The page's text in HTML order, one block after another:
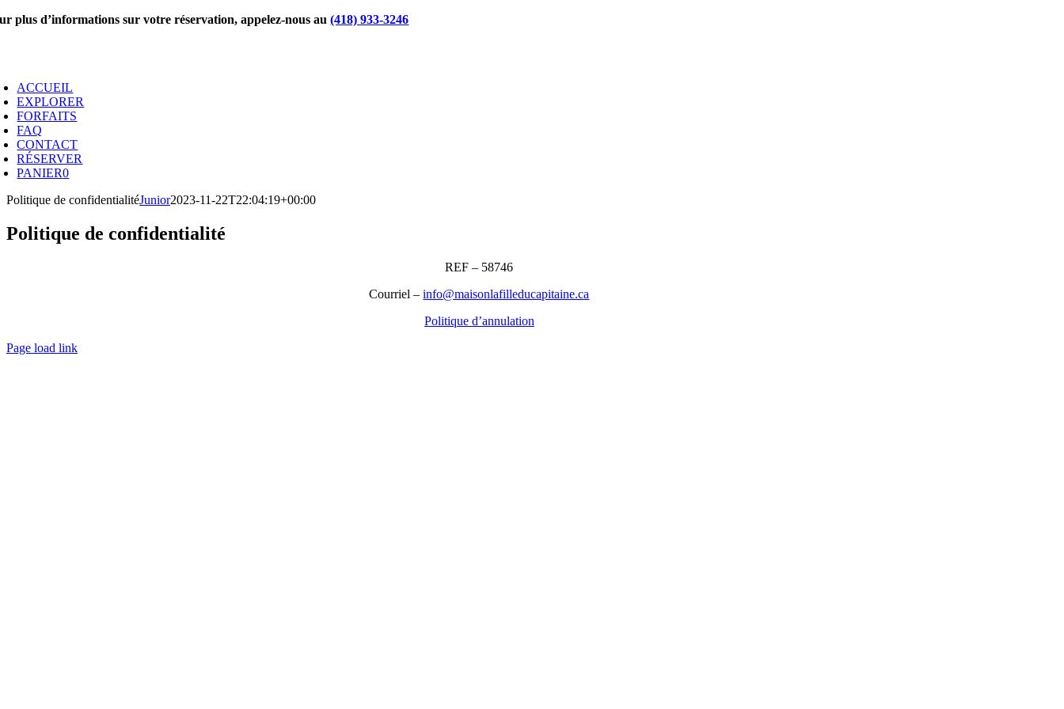
Passer
plus d’informations sur votre réservation, appelez-nous au(418) 933-3246
ACCUEIL
EXPLORER
FORFAITS
FAQ
CONTACT
RÉSERVER
PANIER0
Politique de confidentialitéJunior2023-11-22T22:04:19+00:00
Politique de confidentialité
REF – 58746
Courriel –info@maisonlafilleducapitaine.ca
Politique d’annulation
Page load link